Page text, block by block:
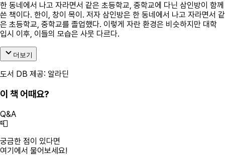
한 동네에서 나고 자라면서 같은 초등학교, 중학교에 다닌 삼인방이 함께
쓴 책이다. 한이, 창이 목이. 저자 삼인방은 한 동네에서 나고 자라면서 같
은 초등학교, 중학교를 졸업했다. 이렇게 자란 환경은 비슷하지만 대학
입시 이후, 이들의 모습은 사뭇 다르다.
더보기
도서 DB 제공: 알라딘
이 책 어때요?
Q&A
📮
궁금한 점이 있다면
여기에서 물어보세요!